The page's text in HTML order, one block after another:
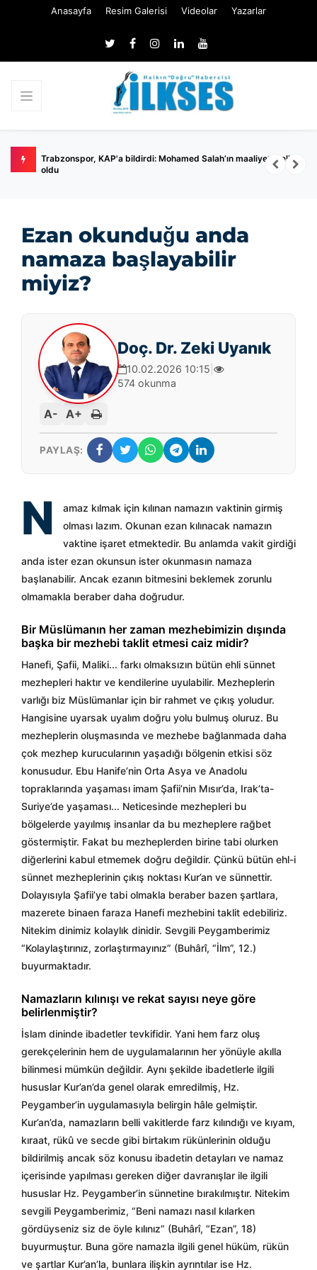
Anasayfa Resim Galerisi Videolar Yazarlar
Trabzonspor, KAP'a bildirdi: Mohamed Salah’ın maaliyeti belli
oldu
Ezan okunduğu anda
namaza başlayabilir
miyiz?
Doç. Dr. Zeki Uyanık
10.02.2026 10:15
574 okunma
A- A+
PAYLAŞ:
N
amaz kılmak için kılınan namazın vaktinin girmiş
olması lazım. Okunan ezan kılınacak namazın
vaktine işaret etmektedir. Bu anlamda vakit girdiği
anda ister ezan okunsun ister okunmasın namaza
başlanabilir. Ancak ezanın bitmesini beklemek zorunlu
olmamakla beraber daha doğrudur.
Bir Müslümanın her zaman mezhebimizin dışında
başka bir mezhebi taklit etmesi caiz midir?
Hanefi, Şafii, Maliki... farkı olmaksızın bütün ehli sünnet
mezhepleri haktır ve kendilerine uyulabilir. Mezheplerin
varlığı biz Müslümanlar için bir rahmet ve çıkış yoludur.
Hangisine uyarsak uyalım doğru yolu bulmuş oluruz. Bu
mezheplerin oluşmasında ve mezhebe bağlanmada daha
çok mezhep kurucularının yaşadığı bölgenin etkisi söz
konusudur. Ebu Hanife’nin Orta Asya ve Anadolu
topraklarında yaşaması imam Şafii’nin Mısır’da, Irak’ta-
Suriye’de yaşaması... Neticesinde mezhepleri bu
bölgelerde yayılmış insanlar da bu mezheplere rağbet
göstermiştir. Fakat bu mezheplerden birine tabi olurken
diğerlerini kabul etmemek doğru değildir. Çünkü bütün ehl-i
sünnet mezheplerinin çıkış noktası Kur’an ve sünnettir.
Dolayısıyla Şafii’ye tabi olmakla beraber bazen şartlara,
mazerete binaen faraza Hanefi mezhebini taklit edebiliriz.
Nitekim dinimiz kolaylık dinidir. Sevgili Peygamberimiz
“Kolaylaştırınız, zorlaştırmayınız” (Buhârî, “İlm”, 12.)
buyurmaktadır.
Namazların kılınışı ve rekat sayısı neye göre
belirlenmiştir?
İslam dininde ibadetler tevkifidir. Yani hem farz oluş
gerekçelerinin hem de uygulamalarının her yönüyle akılla
bilinmesi mümkün değildir. Aynı şekilde ibadetlerle ilgili
hususlar Kur’an’da genel olarak emredilmiş, Hz.
Peygamber’in uygulamasıyla belirgin hâle gelmiştir.
Kur’an’da, namazların belli vakitlerde farz kılındığı ve kıyam,
kıraat, rükû ve secde gibi birtakım rükünlerinin olduğu
bildirilmiş ancak söz konusu ibadetin detayları ve namaz
içerisinde yapılması gereken diğer davranışlar ile ilgili
hususlar Hz. Peygamber’in sünnetine bırakılmıştır. Nitekim
sevgili Peygamberimiz, “Beni namazı nasıl kılarken
gördüyseniz siz de öyle kılınız” (Buhârî, “Ezan”, 18)
buyurmuştur. Buna göre namazla ilgili genel hüküm, rükün
ve şartlar Kur’an’la, bunlara ilişkin ayrıntılar ise Hz.